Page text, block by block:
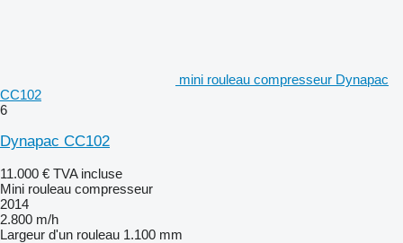
mini rouleau compresseur Dynapac
CC102
6
Dynapac CC102
11.000 € TVA incluse
Mini rouleau compresseur
2014
2.800 m/h
Largeur d'un rouleau 1.100 mm